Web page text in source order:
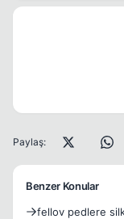
Paylaş:
Benzer Konular
fellov pedlere